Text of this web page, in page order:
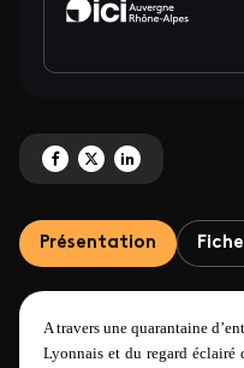
Partagez 'Ultras' sur Facebook
Partagez 'Ultras' sur X
Partagez 'Ultras' sur
Présentation
A travers une quarantaine
Lyonnais et du regard éclairé